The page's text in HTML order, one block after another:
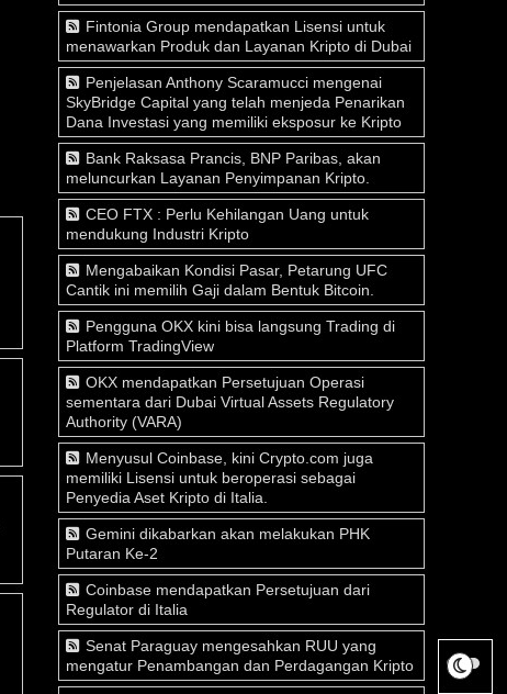
Fintonia Group mendapatkan Lisensi untuk
menawarkan Produk dan Layanan Kripto di Dubai
Penjelasan Anthony Scaramucci mengenai
SkyBridge Capital yang telah menjeda Penarikan
Dana Investasi yang memiliki eksposur ke Kripto
Bank Raksasa Prancis, BNP Paribas, akan
meluncurkan Layanan Penyimpanan Kripto.
CEO FTX : Perlu Kehilangan Uang untuk
mendukung Industri Kripto
Mengabaikan Kondisi Pasar, Petarung UFC
Cantik ini memilih Gaji dalam Bentuk Bitcoin.
Pengguna OKX kini bisa langsung Trading di
Platform TradingView
OKX mendapatkan Persetujuan Operasi
sementara dari Dubai Virtual Assets Regulatory
Authority (VARA)
Menyusul Coinbase, kini Crypto.com juga
memiliki Lisensi untuk beroperasi sebagai
Penyedia Aset Kripto di Italia.
Gemini dikabarkan akan melakukan PHK
Putaran Ke-2
Coinbase mendapatkan Persetujuan dari
Regulator di Italia
Senat Paraguay mengesahkan RUU yang
mengatur Penambangan dan Perdagangan Kripto